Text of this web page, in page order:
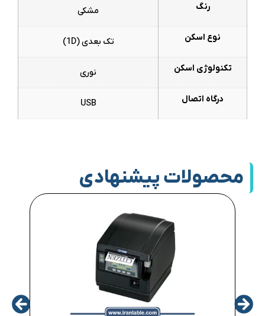
رنگ مشکی
نوع اسکن تک بعدی (1D)
تکنولوژی اسکن نوری
درگاه اتصال USB
محصولات پیشنهادی